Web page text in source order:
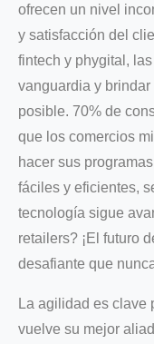
ofrecen un nivel
y satisfacción del
fintech y phygital,
vanguardia y
posible. 70% de
que los comercios
hacer sus
fáciles y eficientes,
tecnología sigue
retailers? ¡El futuro
desafiante que
La agilidad es clave
vuelve su mejor